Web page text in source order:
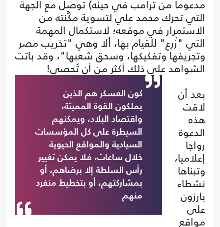
مدعوما من ترامب في حينه) توصل مع الجهة
التي تحرك محمد علي لتسوية مكَّنته من
الاستمرار في موقعه؛ لاستكمال المهمة
التي "زُرِع" للقيام بها، ألا وهي "تخريب مصر
وتجريفها وتفكيكها، وسحق شعبها"، وقد باتت
الشواهد على ذلك أكثر من أن تُحصى!
كون العسكر هم الذين
يملكون القوة المميتة،
واقتصاد البلاد، ويمكنهم
السيطرة على كل المؤسسات
السيادية والمواقع الحيوية
خلال ساعات، فلا يمكن تغيير
رأس السلطة إلا برضاهم، أو
بمشاركتهم، أو بتخطيط منفرد
منهم
بعد أن
لاقت
هذه
الدعوة
رواجا
إعلاميا،
وتبناها
نشطاء
بارزون
على
مواقع